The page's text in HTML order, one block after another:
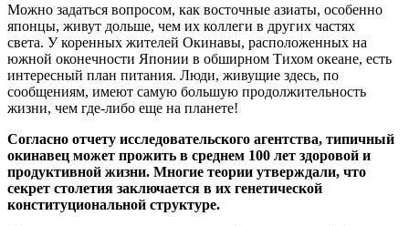
Можно задаться вопросом, как восточные азиаты, особенно
японцы, живут дольше, чем их коллеги в других частях
света. У коренных жителей Окинавы, расположенных на
южной оконечности Японии в обширном Тихом океане, есть
интересный план питания. Люди, живущие здесь, по
сообщениям, имеют самую большую продолжительность
жизни, чем где-либо еще на планете!
Согласно отчету исследовательского агентства, типичный
окинавец может прожить в среднем 100 лет здоровой и
продуктивной жизни. Многие теории утверждали, что
секрет столетия заключается в их генетической
конституциональной структуре.